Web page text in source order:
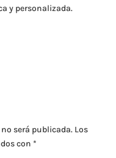
y personalizada.
será publicada. Los
con *